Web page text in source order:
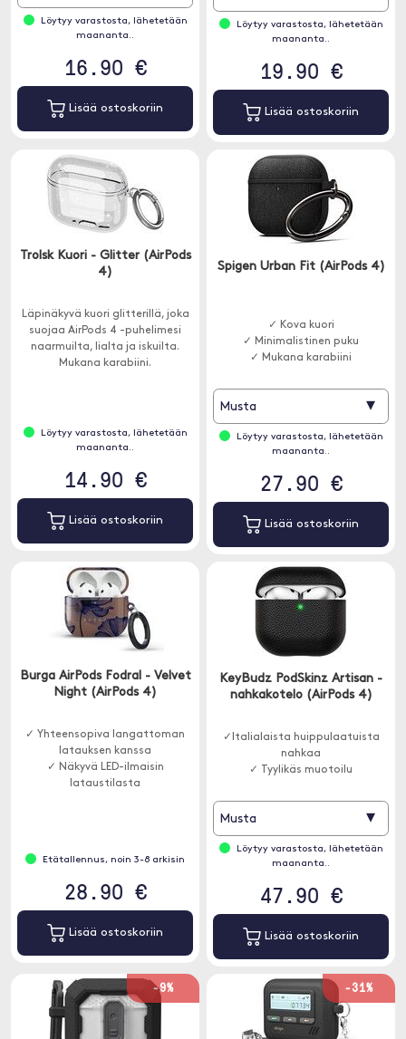
Löytyy varastosta, lähetetään
maananta..
16.90 €
Lisää ostoskoriin
Löytyy varastosta, lähetetään
maananta..
19.90 €
Lisää ostoskoriin
Trolsk Kuori - Glitter (AirPods
4)
Läpinäkyvä kuori glitterillä, joka
suojaa AirPods 4 -puhelimesi
naarmuilta, lialta ja iskuilta.
Mukana karabiini.
Löytyy varastosta, lähetetään
maananta..
14.90 €
Lisää ostoskoriin
Spigen Urban Fit (AirPods 4)
✓ Kova kuori
✓ Minimalistinen puku
✓ Mukana karabiini
Musta ▾
Löytyy varastosta, lähetetään
maananta..
27.90 €
Lisää ostoskoriin
Burga AirPods Fodral - Velvet
Night (AirPods 4)
✓ Yhteensopiva langattoman
latauksen kanssa
✓ Näkyvä LED-ilmaisin
lataustilasta
Etätallennus, noin 3-8 arkisin
28.90 €
Lisää ostoskoriin
KeyBudz PodSkinz Artisan -
nahkakotelo (AirPods 4)
✓Italialaista huippulaatuista
nahkaa
✓ Tyylikäs muotoilu
Musta ▾
Löytyy varastosta, lähetetään
maananta..
47.90 €
Lisää ostoskoriin
-9% -31%